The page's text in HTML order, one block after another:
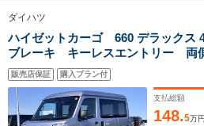
ダイハツ
ハイゼットカーゴ 660 デラックス
ブレーキ キーレスエントリー 両
ワーステアリング パワーウイン
トライト オートハイビーム アイド
販売店保証 購入プラン付
支払総額
148.5万円